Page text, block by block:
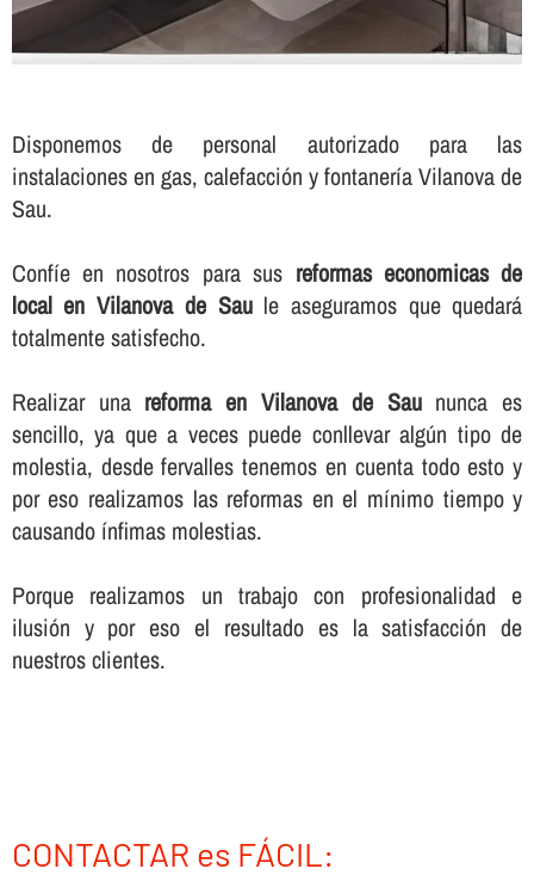
Disponemos de personal autorizado para las
instalaciones en gas, calefacción y fontanerí­a Vilanova de
Sau.
Confí­e en nosotros para sus reformas economicas de
local en Vilanova de Saule aseguramos que quedará
totalmente satisfecho.
Realizar una reforma en Vilanova de Saununca es
sencillo, ya que a veces puede conllevar algún tipo de
molestia, desde fervalles tenemos en cuenta todo esto y
por eso realizamos las reformas en el mí­nimo tiempo y
causando í­nfimas molestias.
Porque realizamos un trabajo con profesionalidad e
ilusión y por eso el resultado es la satisfacción de
nuestros clientes.
CONTACTAR es FÁCIL: